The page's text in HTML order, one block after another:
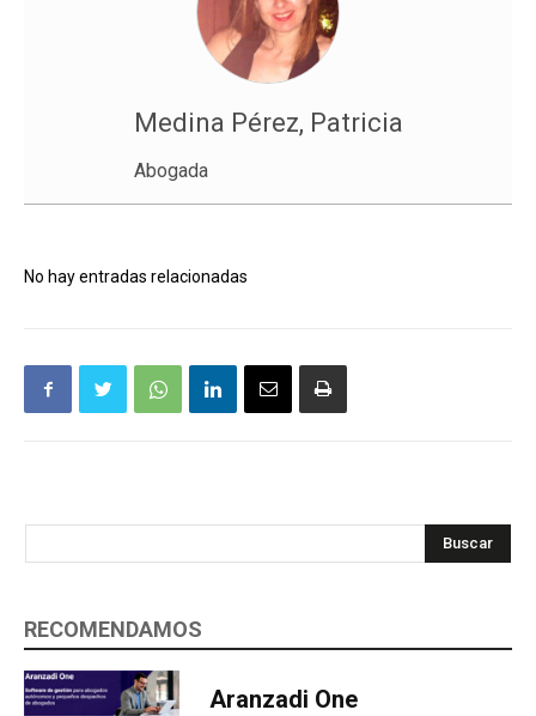
Medina Pérez, Patricia
Abogada
No hay entradas relacionadas
Buscar
RECOMENDAMOS
Aranzadi One